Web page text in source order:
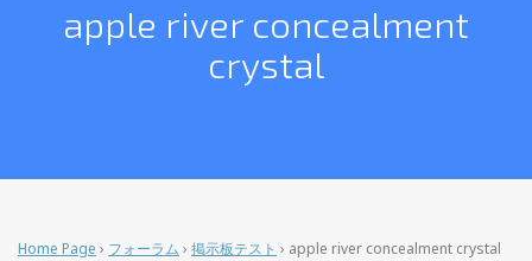
apple river concealment
crystal
Home Page › フォーラム › 掲示板テスト › apple river concealment crystal